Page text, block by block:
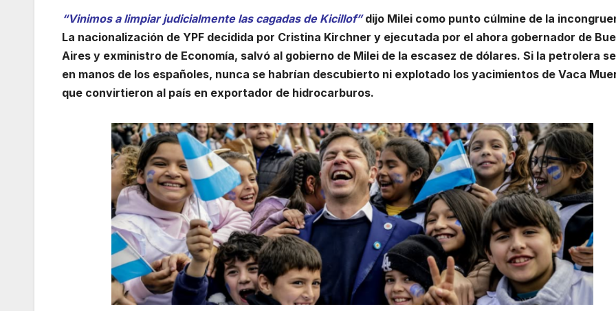
“Vinimos a limpiar judicialmente las cagadas de Kicillof”dijo Milei como punto cúlmine de la
La nacionalización de YPF decidida por Cristina Kirchner y ejecutada por el ahora gobernador de
Aires y exministro de Economía, salvó al gobierno de Milei de la escasez de dólares. Si la petrolera
en manos de los españoles, nunca se habrían descubierto ni explotado los yacimientos de Vaca
que convirtieron al país en exportador de hidrocarburos.